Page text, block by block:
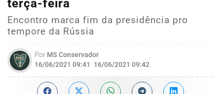
terça-feira
Encontro marca fim da presidência pro
tempore da Rússia
Por MS Conservador
16/06/2021 09:41 16/06/2021 09:42